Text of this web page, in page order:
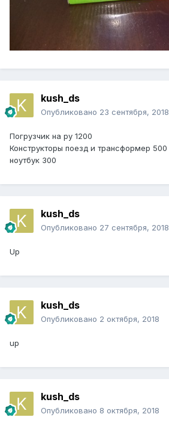
kush_ds
Опубликовано 23 сентября, 2018
Погрузчик на ру 1200
Конструкторы поезд и трансформер 500
ноутбук 300
kush_ds
Опубликовано 27 сентября, 2018
Up
kush_ds
Опубликовано 2 октября, 2018
up
kush_ds
Опубликовано 8 октября, 2018